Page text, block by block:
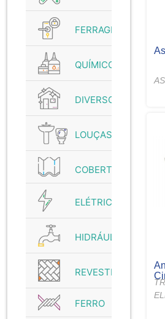
FERRAGENS
QUÍMICO
DIVERSOS
LOUÇAS
COBERTURAS
ELÉTRICO
HIDRÁULICO
REVESTIMENTO
FERRO